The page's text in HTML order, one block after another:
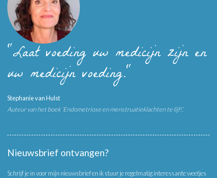
"Laat voeding uw medicijn zijn en
uw medicijn voeding."
Stephanie van Hulst
Auteur van het boek ‘Endometriose en menstruatieklachten te lijf!’.
Nieuwsbrief ontvangen?
Schrijf je in voor mijn nieuwsbrief en ik stuur je regelmatig interessante weetjes